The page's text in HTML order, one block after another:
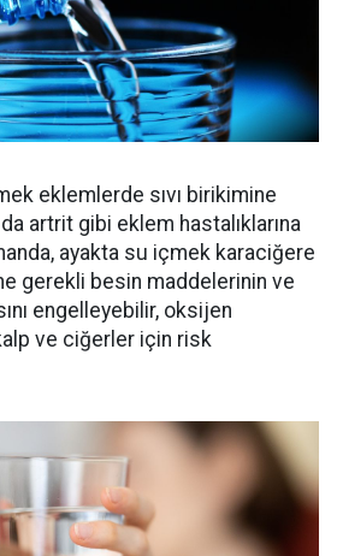
eklemlerde sıvı birikimine
artrit gibi eklem hastalıklarına
ayakta su içmek karaciğere
gerekli besin maddelerinin ve
engelleyebilir, oksijen
ve ciğerler için risk